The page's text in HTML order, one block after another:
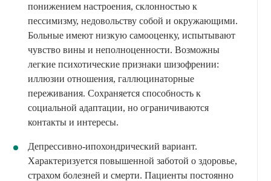
понижением настроения, склонностью к
пессимизму, недовольству собой и окружающими.
Больные имеют низкую самооценку, испытывают
чувство вины и неполноценности. Возможны
легкие психотические признаки шизофрении:
иллюзии отношения, галлюцинаторные
переживания. Сохраняется способность к
социальной адаптации, но ограничиваются
контакты и интересы.
Депрессивно-ипохондрический вариант.
Характеризуется повышенной заботой о здоровье,
страхом болезней и смерти. Пациенты постоянно